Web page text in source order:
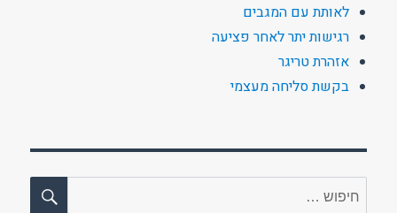
לאותת עם המגבים
רגישות יתר לאחר פציעה
אזהרת טריגר
בקשת סליחה מעצמי
חפש: